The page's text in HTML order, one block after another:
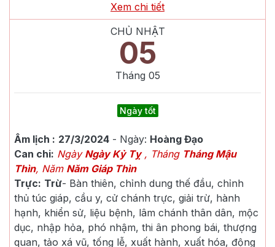
Xem chi tiết
CHỦ NHẬT
05
Tháng 05
Ngày tốt
Âm lịch : 27/3/2024- Ngày: Hoàng Đạo
Can chi: Ngày Ngày Kỷ Tỵ, Tháng Tháng Mậu
Thìn, Năm Năm Giáp Thìn
Trực: Trừ- Bàn thiên, chỉnh dung thế đầu, chỉnh
thủ túc giáp, cầu y, cử chánh trực, giải trừ, hành
hạnh, khiển sử, liệu bệnh, lâm chánh thân dân, mộc
dục, nhập hỏa, phó nhậm, thi ân phong bái, thượng
quan, tảo xá vũ, tống lễ, xuất hành, xuất hóa, động